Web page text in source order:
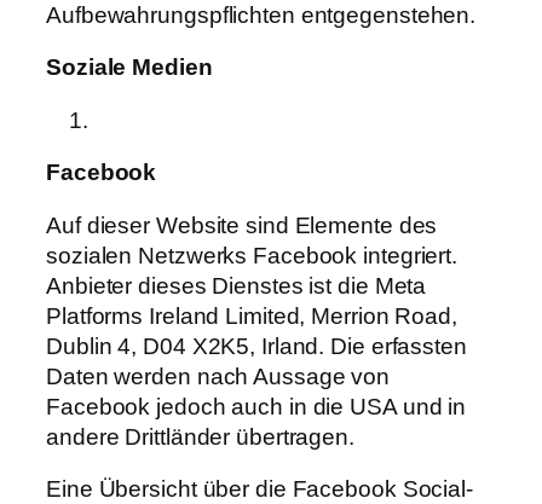
Aufbewahrungspflichten entgegenstehen.
Soziale Medien
Facebook
Auf dieser Website sind Elemente des
sozialen Netzwerks Facebook integriert.
Anbieter dieses Dienstes ist die Meta
Platforms Ireland Limited, Merrion Road,
Dublin 4, D04 X2K5, Irland. Die erfassten
Daten werden nach Aussage von
Facebook jedoch auch in die USA und in
andere Drittländer übertragen.
Eine Übersicht über die Facebook Social-